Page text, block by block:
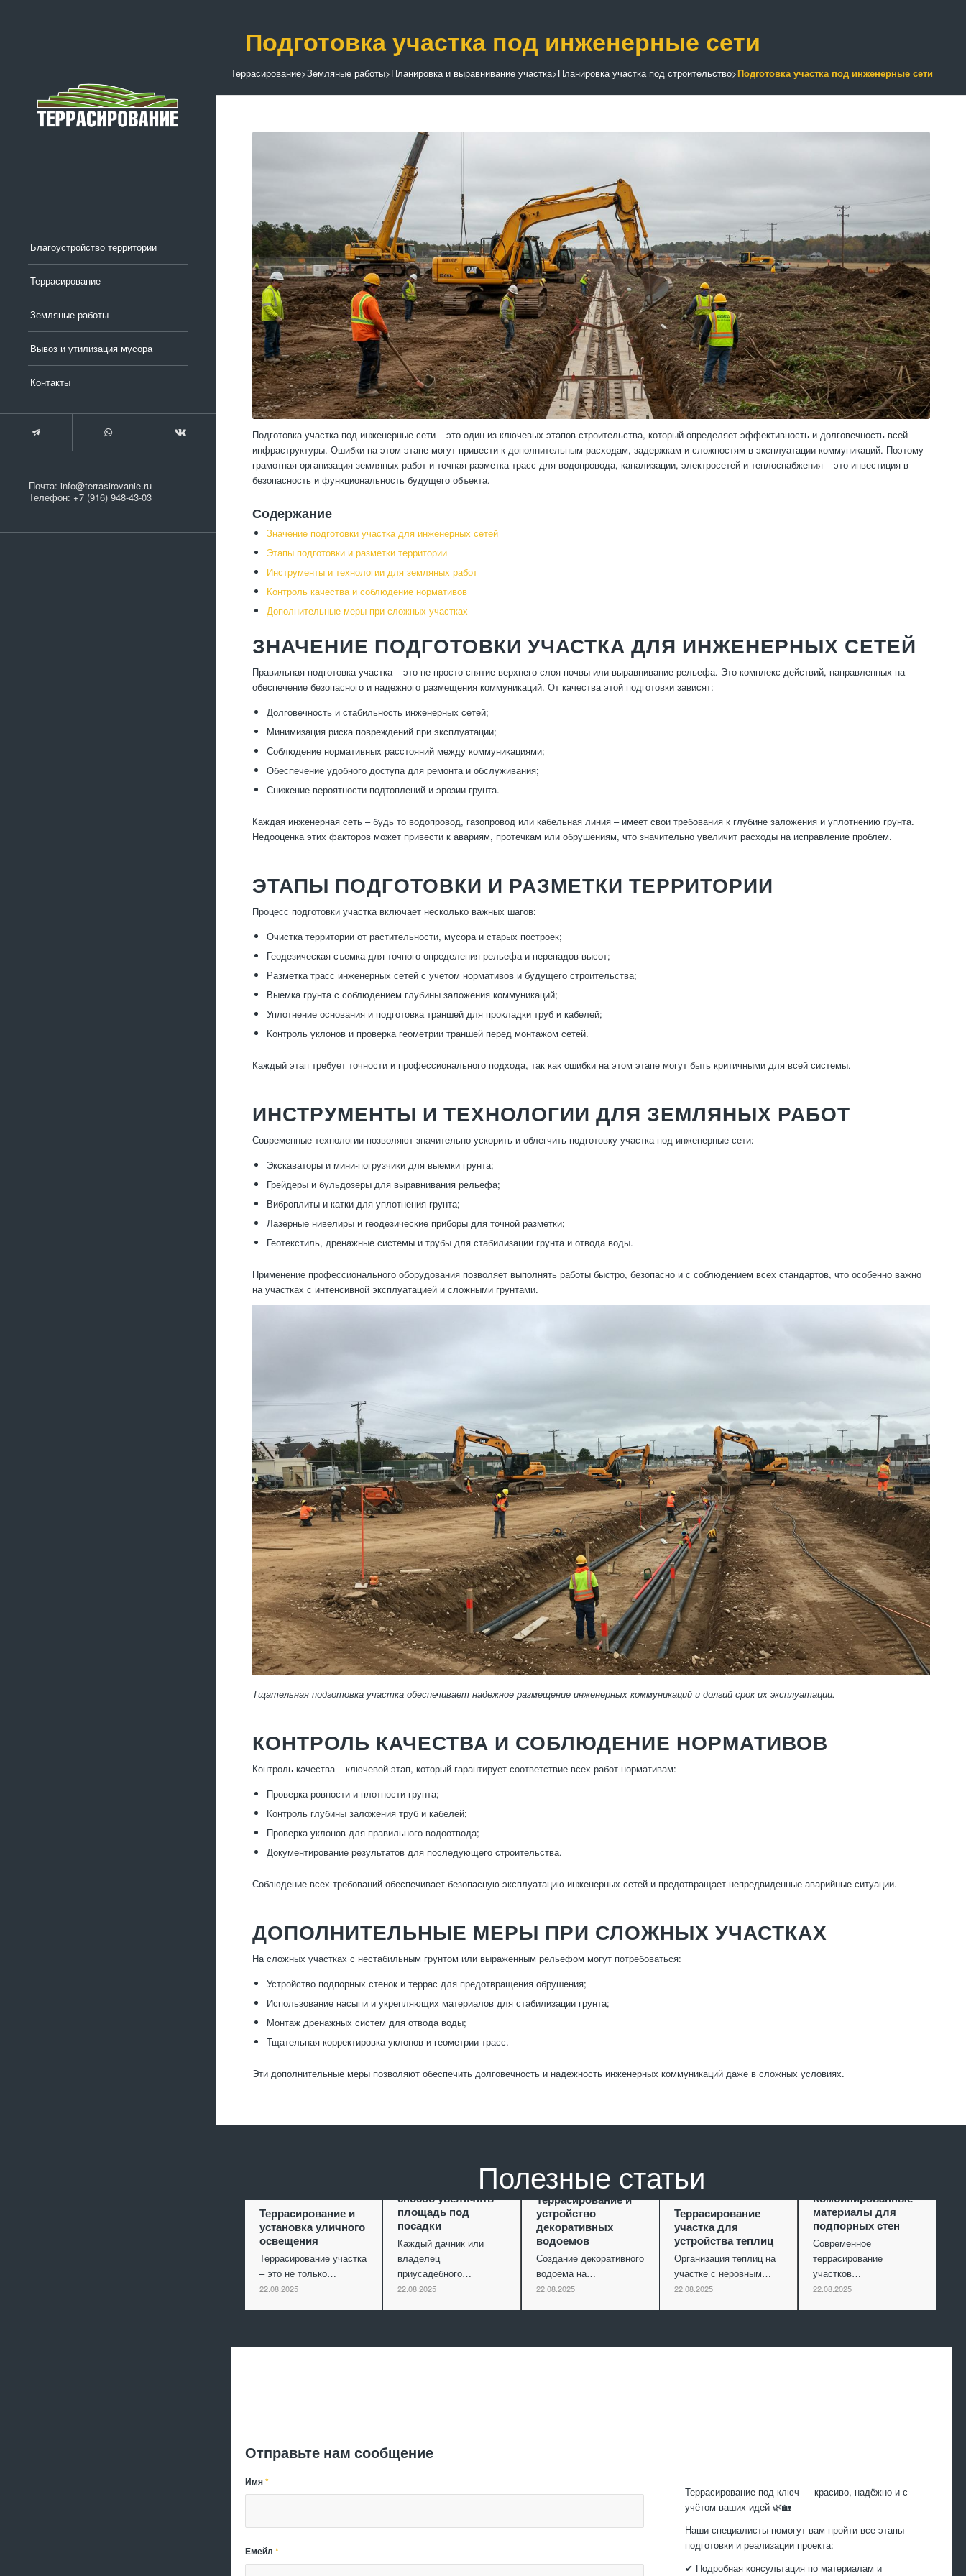
Благоустройство территории
Террасирование
Земляные работы
Вывоз и утилизация мусора
Контакты
Почта: info@terrasirovanie.ru
Телефон: +7 (916) 948-43-03
Подготовка участка под инженерные сети
Террасирование>Земляные работы>Планировка и выравнивание участка>Планировка участка под строительство>Подготовка участка под инженерные сети
Подготовка участка под инженерные сети – это один из ключевых этапов строительства, который определяет эффективность и долговечность всей
инфраструктуры. Ошибки на этом этапе могут привести к дополнительным расходам, задержкам и сложностям в эксплуатации коммуникаций. Поэтому
грамотная организация земляных работ и точная разметка трасс для водопровода, канализации, электросетей и теплоснабжения – это инвестиция в
безопасность и функциональность будущего объекта.
Содержание
Значение подготовки участка для инженерных сетей
Этапы подготовки и разметки территории
Инструменты и технологии для земляных работ
Контроль качества и соблюдение нормативов
Дополнительные меры при сложных участках
ЗНАЧЕНИЕ ПОДГОТОВКИ УЧАСТКА ДЛЯ ИНЖЕНЕРНЫХ СЕТЕЙ
Правильная подготовка участка – это не просто снятие верхнего слоя почвы или выравнивание рельефа. Это комплекс действий, направленных на
обеспечение безопасного и надежного размещения коммуникаций. От качества этой подготовки зависят:
Долговечность и стабильность инженерных сетей;
Минимизация риска повреждений при эксплуатации;
Соблюдение нормативных расстояний между коммуникациями;
Обеспечение удобного доступа для ремонта и обслуживания;
Снижение вероятности подтоплений и эрозии грунта.
Каждая инженерная сеть – будь то водопровод, газопровод или кабельная линия – имеет свои требования к глубине заложения и уплотнению грунта.
Недооценка этих факторов может привести к авариям, протечкам или обрушениям, что значительно увеличит расходы на исправление проблем.
ЭТАПЫ ПОДГОТОВКИ И РАЗМЕТКИ ТЕРРИТОРИИ
Процесс подготовки участка включает несколько важных шагов:
Очистка территории от растительности, мусора и старых построек;
Геодезическая съемка для точного определения рельефа и перепадов высот;
Разметка трасс инженерных сетей с учетом нормативов и будущего строительства;
Выемка грунта с соблюдением глубины заложения коммуникаций;
Уплотнение основания и подготовка траншей для прокладки труб и кабелей;
Контроль уклонов и проверка геометрии траншей перед монтажом сетей.
Каждый этап требует точности и профессионального подхода, так как ошибки на этом этапе могут быть критичными для всей системы.
ИНСТРУМЕНТЫ И ТЕХНОЛОГИИ ДЛЯ ЗЕМЛЯНЫХ РАБОТ
Современные технологии позволяют значительно ускорить и облегчить подготовку участка под инженерные сети:
Экскаваторы и мини-погрузчики для выемки грунта;
Грейдеры и бульдозеры для выравнивания рельефа;
Виброплиты и катки для уплотнения грунта;
Лазерные нивелиры и геодезические приборы для точной разметки;
Геотекстиль, дренажные системы и трубы для стабилизации грунта и отвода воды.
Применение профессионального оборудования позволяет выполнять работы быстро, безопасно и с соблюдением всех стандартов, что особенно важно
на участках с интенсивной эксплуатацией и сложными грунтами.
Тщательная подготовка участка обеспечивает надежное размещение инженерных коммуникаций и долгий срок их эксплуатации.
КОНТРОЛЬ КАЧЕСТВА И СОБЛЮДЕНИЕ НОРМАТИВОВ
Контроль качества – ключевой этап, который гарантирует соответствие всех работ нормативам:
Проверка ровности и плотности грунта;
Контроль глубины заложения труб и кабелей;
Проверка уклонов для правильного водоотвода;
Документирование результатов для последующего строительства.
Соблюдение всех требований обеспечивает безопасную эксплуатацию инженерных сетей и предотвращает непредвиденные аварийные ситуации.
ДОПОЛНИТЕЛЬНЫЕ МЕРЫ ПРИ СЛОЖНЫХ УЧАСТКАХ
На сложных участках с нестабильным грунтом или выраженным рельефом могут потребоваться:
Устройство подпорных стенок и террас для предотвращения обрушения;
Использование насыпи и укрепляющих материалов для стабилизации грунта;
Монтаж дренажных систем для отвода воды;
Тщательная корректировка уклонов и геометрии трасс.
Эти дополнительные меры позволяют обеспечить долговечность и надежность инженерных коммуникаций даже в сложных условиях.
Полезные статьи
Террасирование и
установка уличного
освещения
Террасирование участка
– это не только…
22.08.2025
Террасирование как
способ увеличить
площадь под
посадки
Каждый дачник или
владелец
приусадебного…
22.08.2025
Террасирование и
устройство
декоративных
водоемов
Создание декоративного
водоема на…
22.08.2025
Террасирование
участка для
устройства теплиц
Организация теплиц на
участке с неровным…
22.08.2025
Комбинированные
материалы для
подпорных стен
Современное
террасирование
участков…
22.08.2025
Отправьте нам сообщение
Имя*
Емейл *
Террасирование под ключ — красиво, надёжно и с
учётом ваших идей 🌿🏡
Наши специалисты помогут вам пройти все этапы
подготовки и реализации проекта:
✔ Подробная консультация по материалам и